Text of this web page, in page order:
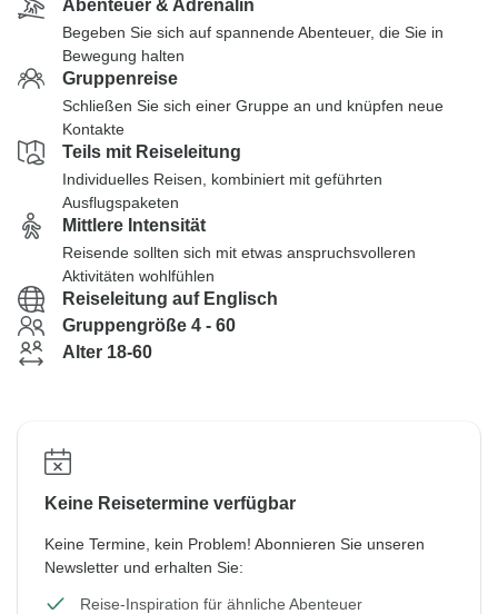
Abenteuer & Adrenalin
Begeben Sie sich auf spannende Abenteuer, die Sie in
Bewegung halten
Gruppenreise
Schließen Sie sich einer Gruppe an und knüpfen neue
Kontakte
Teils mit Reiseleitung
Individuelles Reisen, kombiniert mit geführten
Ausflugspaketen
Mittlere Intensität
Reisende sollten sich mit etwas anspruchsvolleren
Aktivitäten wohlfühlen
Reiseleitung auf Englisch
Gruppengröße 4 - 60
Alter 18-60
Keine Reisetermine verfügbar
Keine Termine, kein Problem! Abonnieren Sie unseren
Newsletter und erhalten Sie:
Reise-Inspiration für ähnliche Abenteuer